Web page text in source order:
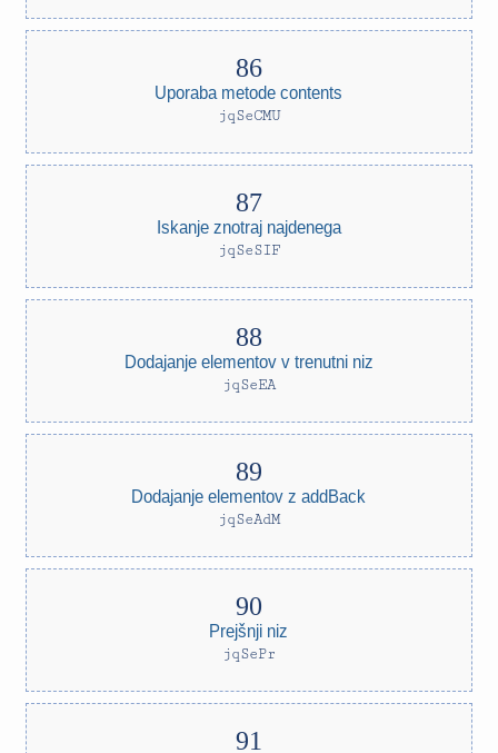
Uporaba metode contents
jqSeCMU
Iskanje znotraj najdenega
jqSeSIF
Dodajanje elementov v trenutni niz
jqSeEA
Dodajanje elementov z addBack
jqSeAdM
Prejšnji niz
jqSePr